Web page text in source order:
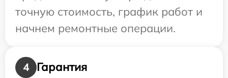
точную стоимость, график работ и
начнем ремонтные операции.
4
Гарантия